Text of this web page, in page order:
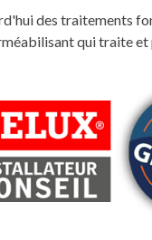
des traitements
qui traite